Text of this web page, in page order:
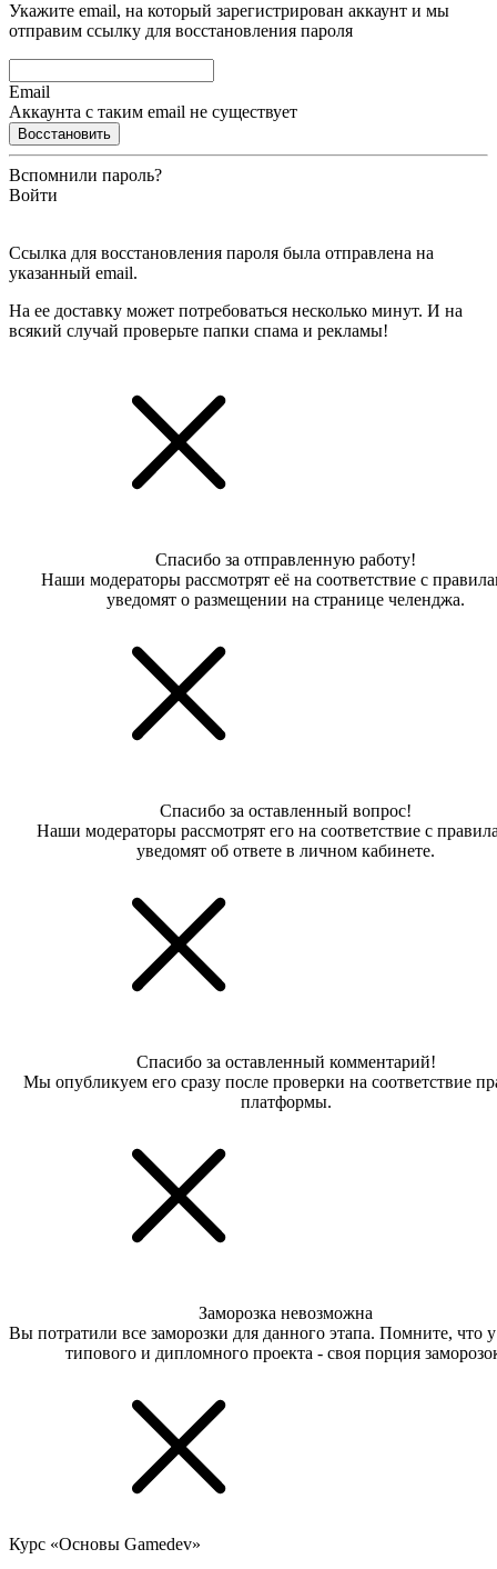
Укажите email, на который зарегистрирован аккаунт и мы
отправим ссылку для восстановления пароля
Email
Аккаунта с таким email не существует
Восстановить
Вспомнили пароль?
Войти
Ссылка для восстановления пароля была отправлена на
указанный email.
На ее доставку может потребоваться несколько минут. И на
всякий случай проверьте папки спама и рекламы!
Спасибо за отправленную работу!
Наши модераторы рассмотрят её на соответствие с
уведомят о размещении на странице челенджа.
Спасибо за оставленный вопрос!
Наши модераторы рассмотрят его на соответствие с
уведомят об ответе в личном кабинете.
Спасибо за оставленный комментарий!
Мы опубликуем его сразу после проверки на соответствие
платформы.
Заморозка невозможна
Вы потратили все заморозки для данного этапа. Помните, что
типового и дипломного проекта - своя порция
Курс «Основы Gamedev»